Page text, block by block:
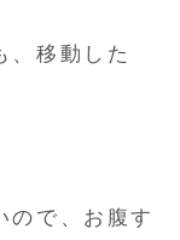
、移動した
ので、お腹す